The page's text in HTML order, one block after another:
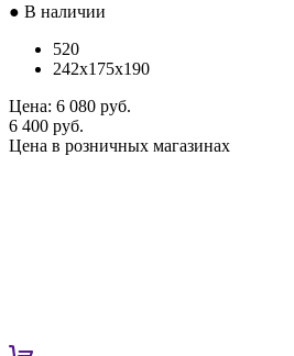
● В наличии
520
242x175x190
Цена: 6 080 руб.
6 400 руб.
Цена в розничных магазинах